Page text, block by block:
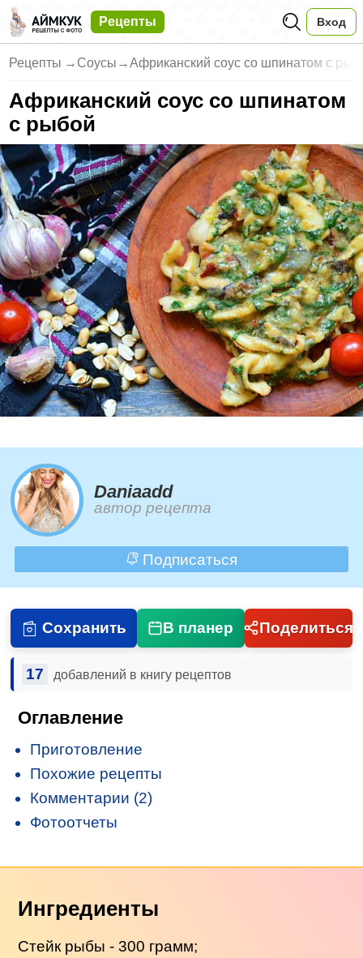
Рецепты Вход
Рецепты → Соусы →Африканский соус со шпинатом с
Африканский соус со шпинатом
с рыбой
Daniaadd
автор рецепта
Подписаться
Сохранить В планер Поделиться
17 добавлений в книгу рецептов
Оглавление
Приготовление
Похожие рецепты
Комментарии (2)
Фотоотчеты
Ингредиенты
Стейк рыбы - 300 грамм;